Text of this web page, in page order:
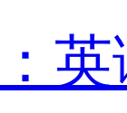
英